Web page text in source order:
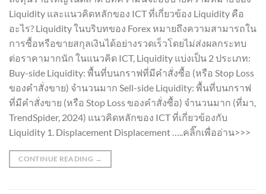
Liquidity และแนวคิดหลักของ ICT ที่เกี่ยวข้อง Liquidity คือ
อะไร? Liquidity ในบริบทของ Forex หมายถึงความสามารถใน
การซื้อหรือขายสกุลเงินได้อย่างรวดเร็วโดยไม่ส่งผลกระทบ
ต่อราคามากนัก ในแนวคิด ICT, Liquidity แบ่งเป็น 2 ประเภท:
Buy-side Liquidity: พื้นที่บนกราฟที่มีคำสั่งซื้อ (หรือ Stop Loss
ของคำสั่งขาย) จำนวนมาก Sell-side Liquidity: พื้นที่บนกราฟ
ที่มีคำสั่งขาย (หรือ Stop Loss ของคำสั่งซื้อ) จำนวนมาก (ที่มา,
TrendSpider, 2024) แนวคิดหลักของ ICT ที่เกี่ยวข้องกับ
Liquidity 1. Displacement Displacement …..คลิ๊กเพื่ออ่าน>>>
CONTINUE READING →